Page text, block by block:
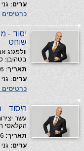
ערים:
יסוד -
שוחט
וולפגנג
בטהובן:
תאריך:
ערים:
היסוד -
עשר
הקלאסי
תאריך:
ערים: